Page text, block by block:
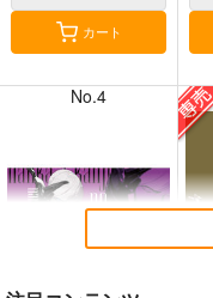
7月31日掲載
カート
No.4